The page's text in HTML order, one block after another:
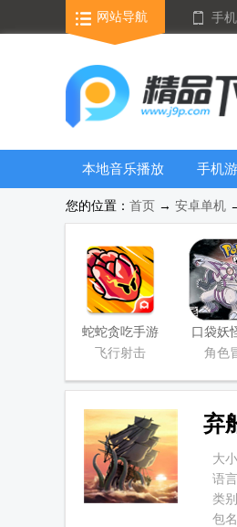
网站导航 手
本地音乐播放
手机
器安
您的位置： 首页 → 安卓单机
蛇蛇贪吃手游
(SSSnaker)
飞行射击
口袋妖
安卓直
角色
弃
大小
语言
类别
包名